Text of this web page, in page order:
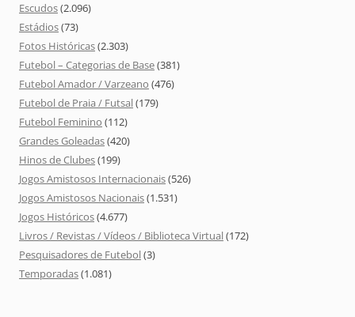
Escudos(2.096)
Estádios(73)
Fotos Históricas(2.303)
Futebol – Categorias de Base(381)
Futebol Amador / Varzeano (476)
Futebol de Praia / Futsal(179)
Futebol Feminino (112)
Grandes Goleadas(420)
Hinos de Clubes(199)
Jogos Amistosos Internacionais(526)
Jogos Amistosos Nacionais(1.531)
Jogos Históricos(4.677)
Livros / Revistas / Vídeos / Biblioteca Virtual(172)
Pesquisadores de Futebol(3)
Temporadas(1.081)